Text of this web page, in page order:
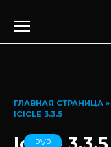
содержанию
ГЛАВНАЯ СТРАНИЦА »
ICICLE 3.3.5
PVP